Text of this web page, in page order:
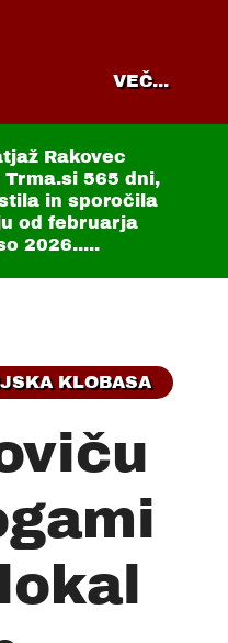
VEČ...
Rakovec
Trma.si 565 dni,
in sporočila
od februarja
2026.....
KLOBASA